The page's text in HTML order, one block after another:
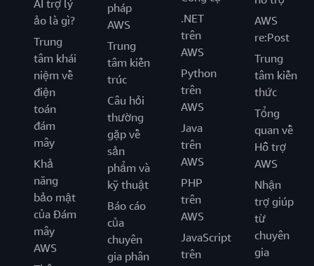
AI trợ lý
ảo là gì?
Trung
tâm khái
niệm về
điện
toán
đám
mây
Khả
năng
bảo mật
của Đám
mây
AWS
pháp
AWS
Trung
tâm kiến
trúc
Câu hỏi
thường
gặp về
sản
phẩm và
kỹ thuật
Báo cáo
của
chuyên
gia phân
.NET
trên
AWS
Python
trên
AWS
Java
trên
AWS
PHP
trên
AWS
JavaScript
trên
AWS
re:Post
Trung
tâm kiến
thức
Tổng
quan về
Hỗ trợ
AWS
Nhận
trợ giúp
từ
chuyên
gia